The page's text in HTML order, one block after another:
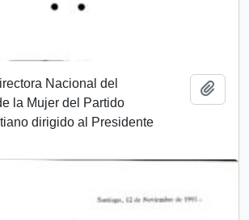
Nacional del
la Mujer del Partido
dirigido al Presidente